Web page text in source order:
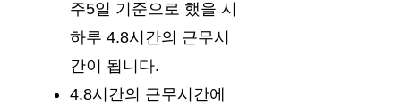
주5일 기준으로 했을 시
하루 4.8시간의 근무시
간이 됩니다.
4.8시간의 근무시간에